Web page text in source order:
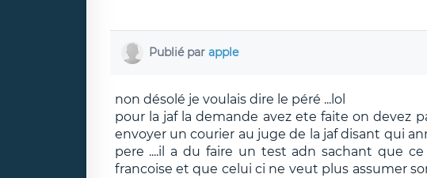
Publié par apple
non désolé je voulais dire le péré ...lol
pour la jaf la demande avez ete faite on devez
envoyer un courier au juge de la jaf disant qui
pere ....il a du faire un test adn sachant que
francoise et que celui ci ne veut plus assumer